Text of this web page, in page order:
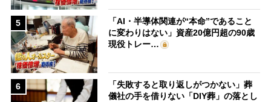
5
「AI・半導体関連が“本命”であること
に変わりはない」資産20億円超の90歳
現役トレー…
6
「失敗すると取り返しがつかない」葬
儀社の手を借りない「DIY葬」の落とし